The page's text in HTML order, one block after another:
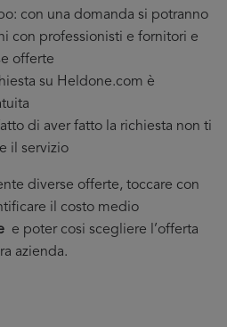
con una domanda si potranno
con professionisti e fornitori e
offerte
su Heldone.com è
di aver fatto la richiesta non ti
il servizio
diverse offerte, toccare con
il costo medio
e poter cosi scegliere l’offerta
azienda.